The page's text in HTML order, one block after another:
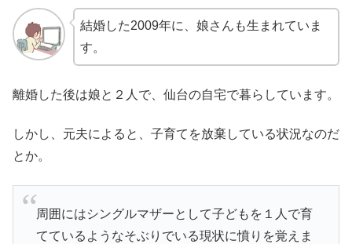
結婚した2009年に、娘さんも生まれていま
す。
離婚した後は娘と２人で、仙台の自宅で暮らしています。
しかし、元夫によると、子育てを放棄している状況なのだ
とか。
周囲にはシングルマザーとして子どもを１人で育
てているようなそぶりでいる現状に憤りを覚えま